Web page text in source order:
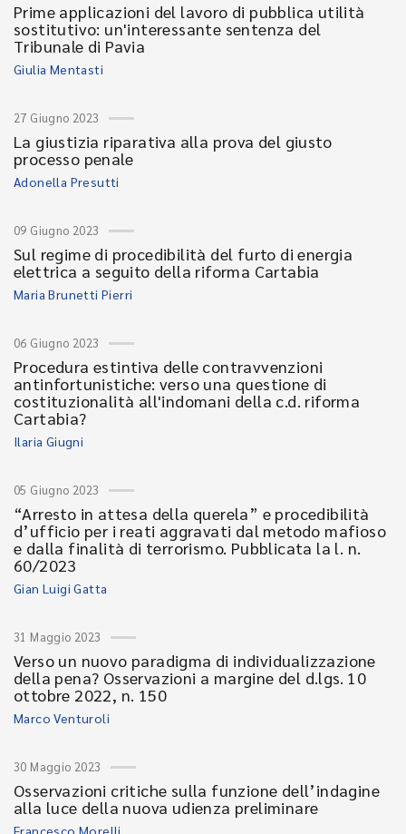
Prime applicazioni del lavoro di pubblica utilità
sostitutivo: un'interessante sentenza del
Tribunale di Pavia
Giulia Mentasti
27 Giugno 2023
La giustizia riparativa alla prova del giusto
processo penale
Adonella Presutti
09 Giugno 2023
Sul regime di procedibilità del furto di energia
elettrica a seguito della riforma Cartabia
Maria Brunetti Pierri
06 Giugno 2023
Procedura estintiva delle contravvenzioni
antinfortunistiche: verso una questione di
costituzionalità all'indomani della c.d. riforma
Cartabia?
Ilaria Giugni
05 Giugno 2023
“Arresto in attesa della querela” e procedibilità
d’ufficio per i reati aggravati dal metodo mafioso
e dalla finalità di terrorismo. Pubblicata la l. n.
60/2023
Gian Luigi Gatta
31 Maggio 2023
Verso un nuovo paradigma di individualizzazione
della pena? Osservazioni a margine del d.lgs. 10
ottobre 2022, n. 150
Marco Venturoli
30 Maggio 2023
Osservazioni critiche sulla funzione dell’indagine
alla luce della nuova udienza preliminare
Francesco Morelli